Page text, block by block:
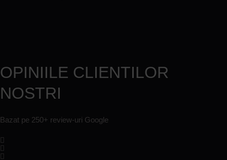
OPINIILE CLIENTILOR
NOSTRI
Bazat pe 250+ review-uri Google